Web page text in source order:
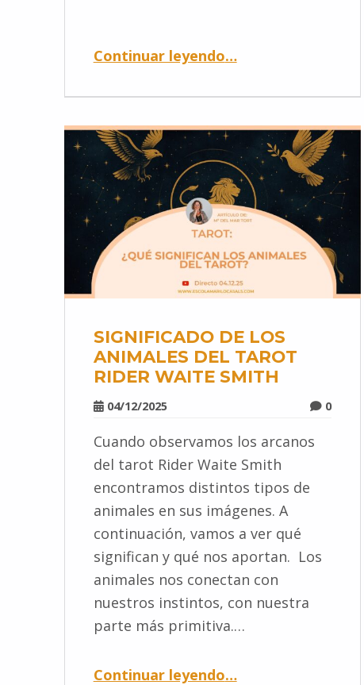
Continuar leyendo…
SIGNIFICADO DE LOS
ANIMALES DEL TAROT
RIDER WAITE SMITH
04/12/2025 0
Cuando observamos los arcanos
del tarot Rider Waite Smith
encontramos distintos tipos de
animales en sus imágenes. A
continuación, vamos a ver qué
significan y qué nos aportan. Los
animales nos conectan con
nuestros instintos, con nuestra
parte más primitiva.…
Continuar leyendo…